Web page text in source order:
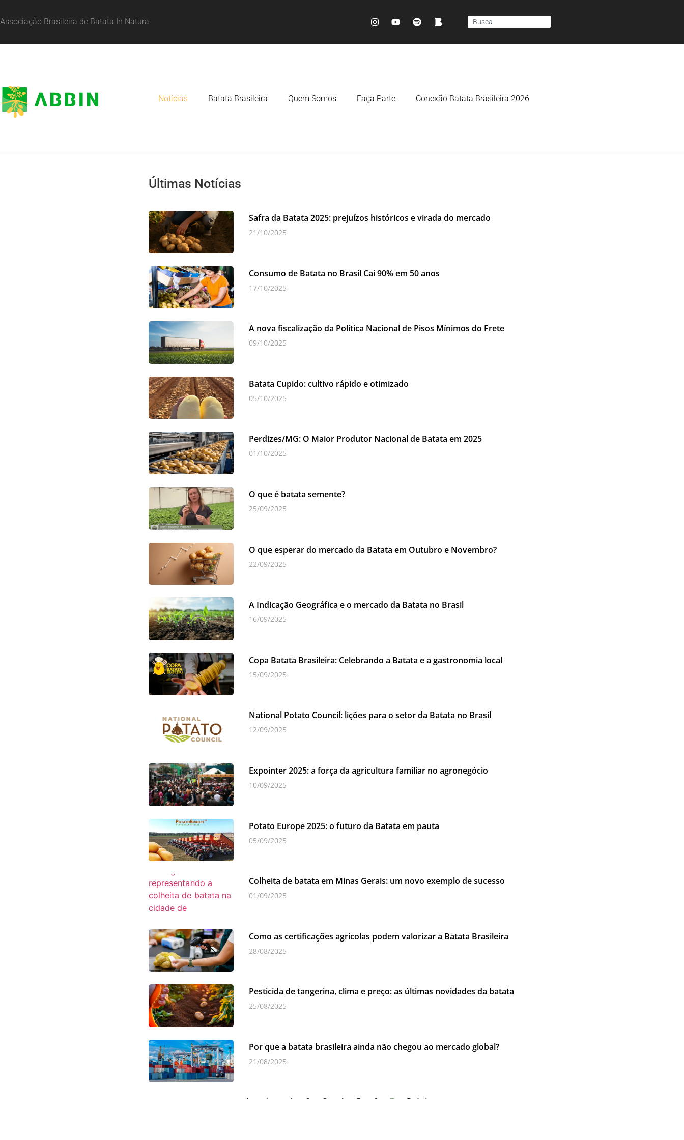
Associação Brasileira de Batata In Natura
Notícias Batata Brasileira Quem Somos Faça Parte Conexão Batata Brasileira 2026
Últimas Notícias
Safra da Batata 2025: prejuízos históricos e virada do mercado
21/10/2025
Consumo de Batata no Brasil Cai 90% em 50 anos
17/10/2025
A nova fiscalização da Política Nacional de Pisos Mínimos do Frete
09/10/2025
Batata Cupido: cultivo rápido e otimizado
05/10/2025
Perdizes/MG: O Maior Produtor Nacional de Batata em 2025
01/10/2025
O que é batata semente?
25/09/2025
O que esperar do mercado da Batata em Outubro e Novembro?
22/09/2025
A Indicação Geográfica e o mercado da Batata no Brasil
16/09/2025
Copa Batata Brasileira: Celebrando a Batata e a gastronomia local
15/09/2025
National Potato Council: lições para o setor da Batata no Brasil
12/09/2025
Expointer 2025: a força da agricultura familiar no agronegócio
10/09/2025
Potato Europe 2025: o futuro da Batata em pauta
05/09/2025
Colheita de batata em Minas Gerais: um novo exemplo de sucesso
01/09/2025
Como as certificações agrícolas podem valorizar a Batata Brasileira
28/08/2025
Pesticida de tangerina, clima e preço: as últimas novidades da batata
25/08/2025
Por que a batata brasileira ainda não chegou ao mercado global?
21/08/2025
« Anterior 1 2 3 4 5 6 7 Próximo »